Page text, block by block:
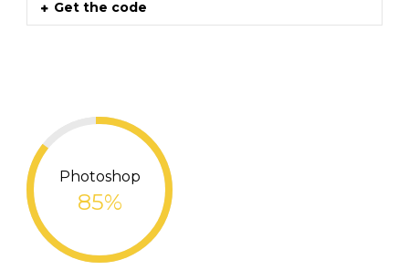
Get the code
Photoshop
85%